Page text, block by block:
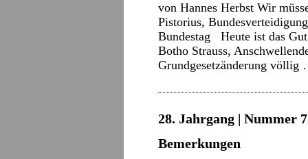
von Hannes Herbst Wir
Pistorius,
Bundestag Heute ist das
Botho Strauss,
Grundgesetzänderung
28. Jahrgang | Nummer
Bemerkungen